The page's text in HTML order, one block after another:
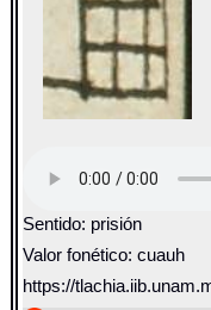
Sentido: prisión
Valor fonético: cuauh
https://